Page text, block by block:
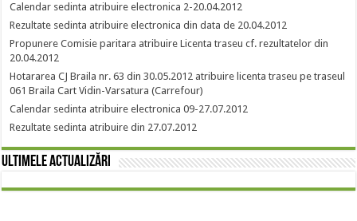
Calendar sedinta atribuire electronica 2-20.04.2012
Rezultate sedinta atribuire electronica din data de 20.04.2012
Propunere Comisie paritara atribuire Licenta traseu cf. rezultatelor din
20.04.2012
Hotararea CJ Braila nr. 63 din 30.05.2012 atribuire licenta traseu pe traseul
061 Braila Cart Vidin-Varsatura (Carrefour)
Calendar sedinta atribuire electronica 09-27.07.2012
Rezultate sedinta atribuire din 27.07.2012
Ultimele actualizări